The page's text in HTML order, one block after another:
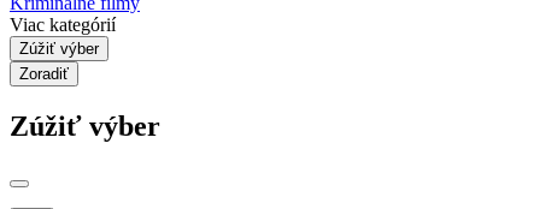
Viac kategórií
Zúžiť výber
Zoradiť
Zúžiť výber